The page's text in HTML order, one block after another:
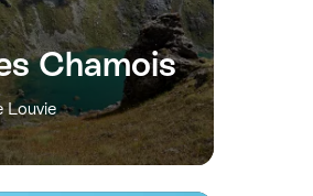
Chamois
Louvie